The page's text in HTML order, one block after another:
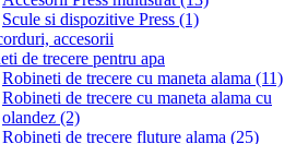
Scule si dispozitive Press (1)
accesorii
de trecere pentru apa
Robineti de trecere cu maneta alama (11)
Robineti de trecere cu maneta alama cu
olandez (2)
Robineti de trecere fluture alama (25)